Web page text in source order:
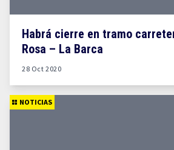
Habrá cierre en tramo
Rosa – La Barca
28 Oct 2020
NOTICIAS